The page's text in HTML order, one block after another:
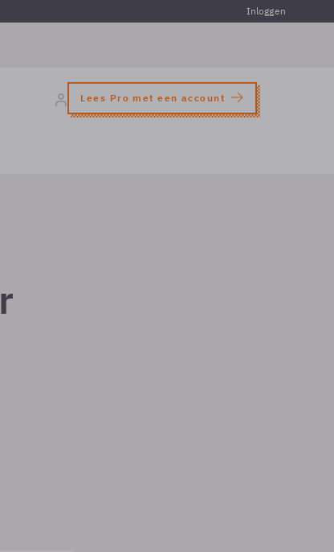
Inloggen
Lees Pro met een account